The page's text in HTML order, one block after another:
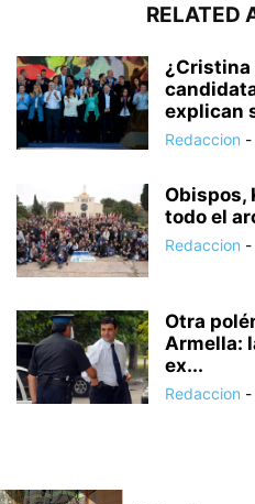
RELATED
¿Cristina
explican
Redaccion -
Obispos,
todo el
Redaccion -
Otra
Armella:
ex...
Redaccion -